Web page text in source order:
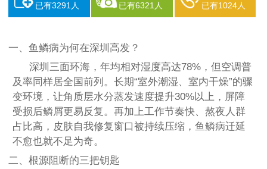
已有3291人 已有6321人 已有1024人
一、鱼鳞病为何在深圳高发？
深圳三面环海，年均相对湿度高达78%，但空调普
及率同样居全国前列。长期“室外潮湿、室内干燥”的骤
变环境，让角质层水分蒸发速度提升30%以上，屏障
受损后鳞屑更易反复。再加上工作节奏快、熬夜人群
占比高，皮肤自我修复窗口被持续压缩，鱼鳞病迁延
不愈也就不足为奇。
二、根源阻断的三把钥匙